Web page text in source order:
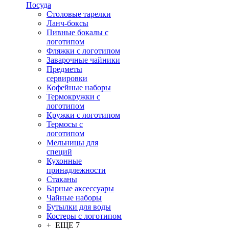
Посуда
Столовые тарелки
Ланч-боксы
Пивные бокалы с
логотипом
Фляжки с логотипом
Заварочные чайники
Предметы
сервировки
Кофейные наборы
Термокружки с
логотипом
Кружки с логотипом
Термосы с
логотипом
Мельницы для
специй
Кухонные
принадлежности
Стаканы
Барные аксессуары
Чайные наборы
Бутылки для воды
Костеры с логотипом
+ ЕЩЕ 7